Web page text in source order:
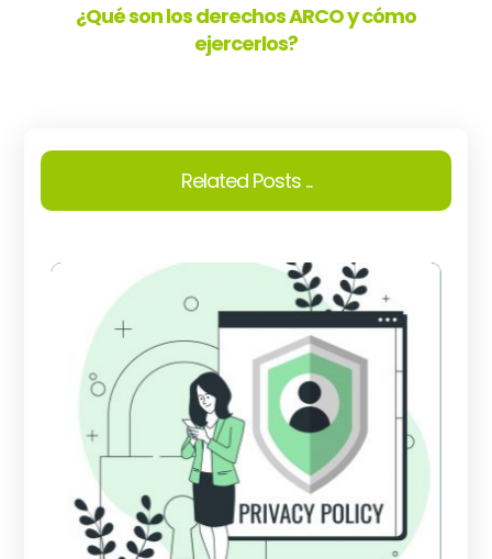
¿Qué son los derechos ARCO y cómo
ejercerlos?
Related Posts ...